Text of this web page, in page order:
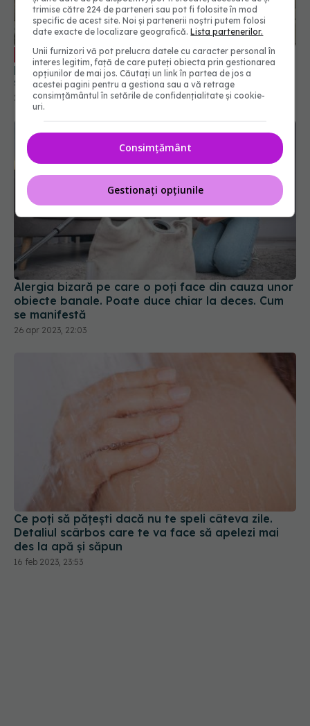
EXCLUSIV Ruptura de MENISC, comparație cu
pietricica din pantof. Dr. Dragomir: După 5-7 zile
simptomele se diminuează, dar nu se vindecă
27 apr 2022, 14:29
Alergia bizară pe care o poți face din cauza unor
obiecte banale. Poate duce chiar la deces. Cum
se manifestă
26 apr 2023, 22:03
Ce poți să pățești dacă nu te speli câteva zile.
Detaliul scârbos care te va face să apelezi mai
des la apă și săpun
16 feb 2023, 23:53
trimise către 224 de parteneri sau pot fi folosite în mod
specific de acest site. Noi și partenerii noștri putem folosi
date exacte de localizare geografică.Lista partenerilor.
Unii furnizori vă pot prelucra datele cu caracter personal în
interes legitim, față de care puteți obiecta prin gestionarea
opțiunilor de mai jos. Căutați un link în partea de jos a
acestei pagini pentru a gestiona sau a vă retrage
consimțământul în setările de confidențialitate și cookie-
uri.
Consimțământ
Gestionați opțiunile